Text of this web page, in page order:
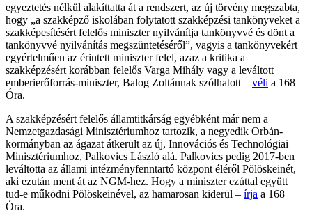
egyeztetés nélkül alakíttatta át a rendszert, az új törvény megszabta,
hogy „a szakképző iskolában folytatott szakképzési tankönyveket a
szakképesítésért felelős miniszter nyilvánítja tankönyvvé és dönt a
tankönyvvé nyilvánítás megszüntetéséről”, vagyis a tankönyvekért
egyértelműen az érintett miniszter felel, azaz a kritika a
szakképzésért korábban felelős Varga Mihály vagy a leváltott
emberierőforrás-miniszter, Balog Zoltánnak szólhatott – véli a 168
Óra.
A szakképzésért felelős államtitkárság egyébként már nem a
Nemzetgazdasági Minisztériumhoz tartozik, a negyedik Orbán-
kormányban az ágazat átkerült az új, Innovációs és Technológiai
Minisztériumhoz, Palkovics László alá. Palkovics pedig 2017-ben
leváltotta az állami intézményfenntartó központ éléről Pölöskeinét,
aki ezután ment át az NGM-hez. Hogy a miniszter ezúttal együtt
tud-e működni Pölöskeinével, az hamarosan kiderül – írja a 168
Óra.